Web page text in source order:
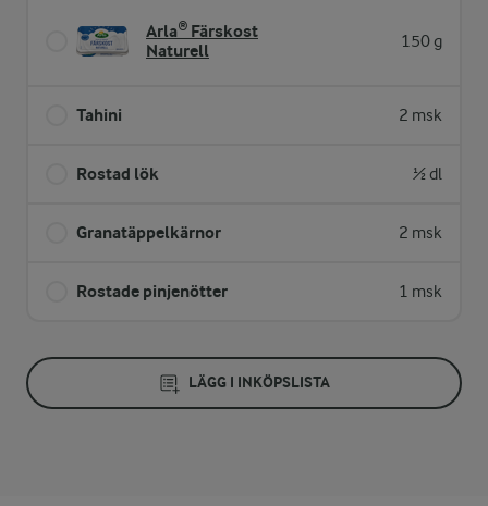
Arla® Färskost
Naturell
150 g
Tahini 2 msk
Rostad lök ½ dl
Granatäppelkärnor 2 msk
Rostade pinjenötter 1 msk
LÄGG I INKÖPSLISTA